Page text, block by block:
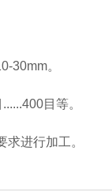
30mm。
目等。
进行加工。